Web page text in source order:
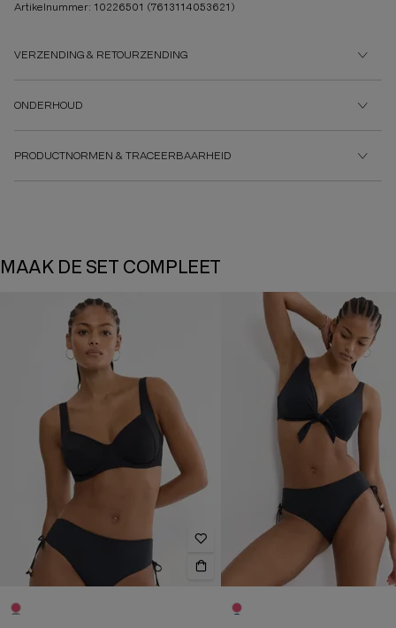
Artikelnummer: 10226501 (7613114053621)
VERZENDING & RETOURZENDING
ONDERHOUD
PRODUCTNORMEN & TRACEERBAARHEID
MAAK DE SET COMPLEET